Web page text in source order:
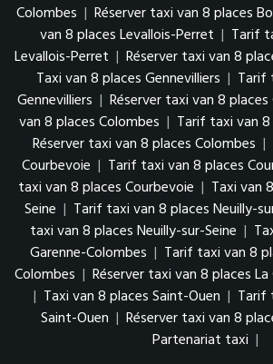
Colombes | Réserver taxi van 8 places
van 8 places Levallois-Perret | Tarif
Levallois-Perret | Réserver taxi van 8
Taxi van 8 places Gennevilliers | Tarif
Gennevilliers | Réserver taxi van 8 places
van 8 places Colombes | Tarif taxi van
Réserver taxi van 8 places Colombes |
Courbevoie | Tarif taxi van 8 places
taxi van 8 places Courbevoie | Taxi van
Seine | Tarif taxi van 8 places Neuilly-
taxi van 8 places Neuilly-sur-Seine |
Garenne-Colombes | Tarif taxi van 8
Colombes | Réserver taxi van 8 places
| Taxi van 8 places Saint-Ouen | Tarif
Saint-Ouen | Réserver taxi van 8
Partenariat taxi |